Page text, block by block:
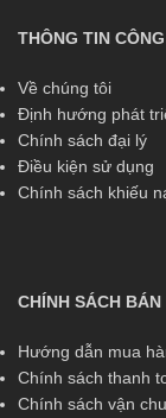
THÔNG TIN
Về chúng tôi
Định hướng phát
Chính sách đại lý
Điều kiện sử dụng
Chính sách khiếu
CHÍNH SÁCH BÁN
Hướng dẫn mua
Chính sách thanh
Chính sách vận